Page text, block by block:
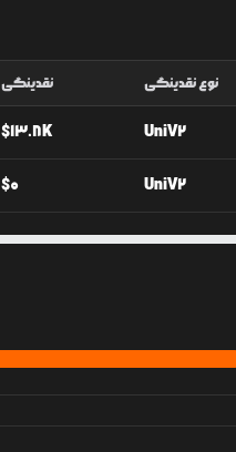
نقدینگی نوع نقدینگی
$13.8K UniV2
$0 UniV2